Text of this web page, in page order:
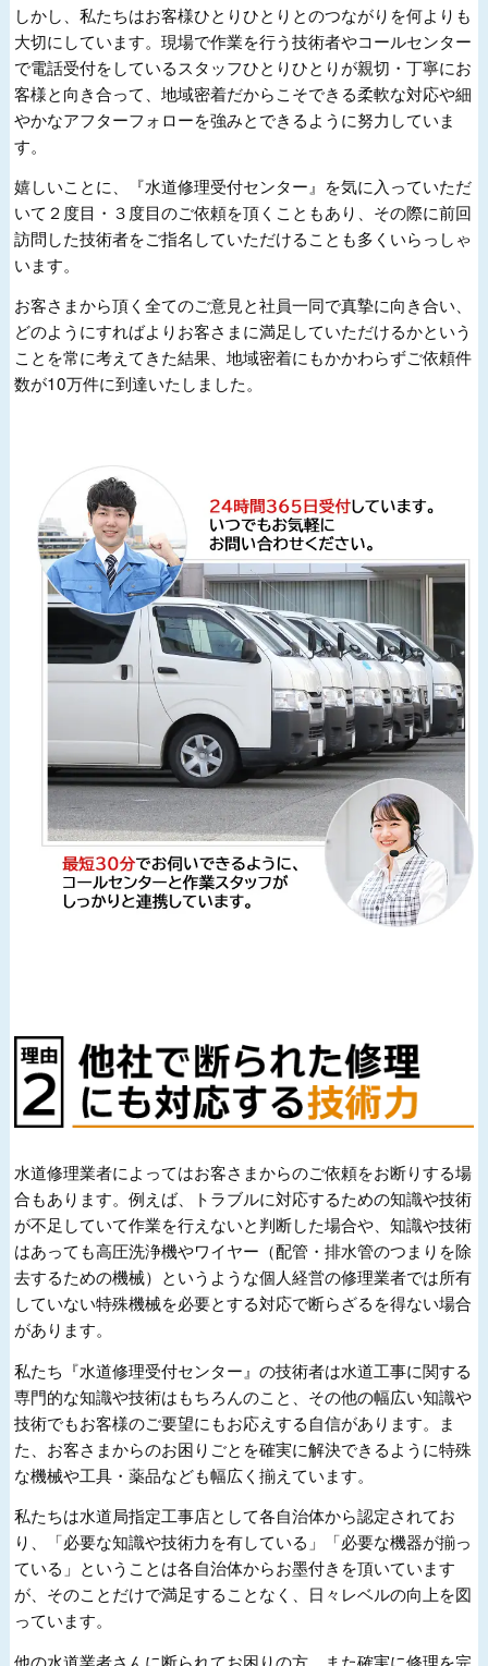
しかし、私たちはお客様ひとりひとりとのつながりを何よりも
大切にしています。現場で作業を行う技術者やコールセンター
で電話受付をしているスタッフひとりひとりが親切・丁寧にお
客様と向き合って、地域密着だからこそできる柔軟な対応や細
やかなアフターフォローを強みとできるように努力していま
す。
嬉しいことに、『水道修理受付センター』を気に入っていただ
いて２度目・３度目のご依頼を頂くこともあり、その際に前回
訪問した技術者をご指名していただけることも多くいらっしゃ
います。
お客さまから頂く全てのご意見と社員一同で真摯に向き合い、
どのようにすればよりお客さまに満足していただけるかという
ことを常に考えてきた結果、地域密着にもかかわらずご依頼件
数が10万件に到達いたしました。
水道修理業者によってはお客さまからのご依頼をお断りする場
合もあります。例えば、トラブルに対応するための知識や技術
が不足していて作業を行えないと判断した場合や、知識や技術
はあっても高圧洗浄機やワイヤー（配管・排水管のつまりを除
去するための機械）というような個人経営の修理業者では所有
していない特殊機械を必要とする対応で断らざるを得ない場合
があります。
私たち『水道修理受付センター』の技術者は水道工事に関する
専門的な知識や技術はもちろんのこと、その他の幅広い知識や
技術でもお客様のご要望にもお応えする自信があります。ま
た、お客さまからのお困りごとを確実に解決できるように特殊
な機械や工具・薬品なども幅広く揃えています。
私たちは水道局指定工事店として各自治体から認定されてお
り、「必要な知識や技術力を有している」「必要な機器が揃っ
ている」ということは各自治体からお墨付きを頂いています
が、そのことだけで満足することなく、日々レベルの向上を図
っています。
他の水道業者さんに断られてお困りの方、また確実に修理を完